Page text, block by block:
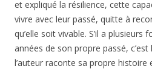
et expliqué la résilience, cette
vivre avec leur passé, quitte à
qu’elle soit vivable. S’il a plusieurs
années de son propre passé,
l’auteur raconte sa propre histoire